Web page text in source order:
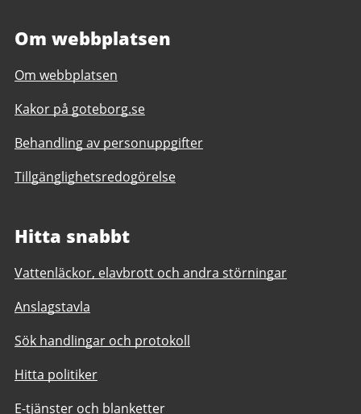
Om webbplatsen
Om webbplatsen
Kakor på goteborg.se
Behandling av personuppgifter
Tillgänglighetsredogörelse
Hitta snabbt
Vattenläckor, elavbrott och andra störningar
Anslagstavla
Sök handlingar och protokoll
Hitta politiker
E-tjänster och blanketter